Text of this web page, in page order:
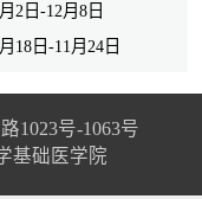
2日-12月8日
18日-11月24日
1023号-1063号
基础医学院